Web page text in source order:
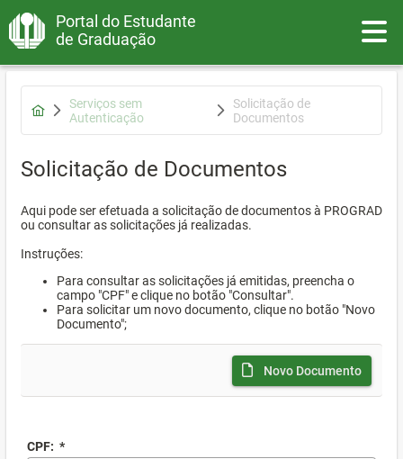
Portal do Estudante
de Graduação
Serviços sem
Autenticação
Solicitação de
Documentos
Solicitação de Documentos
Aqui pode ser efetuada a solicitação de documentos à PROGRAD
ou consultar as solicitações já realizadas.
Instruções:
Para consultar as solicitações já emitidas, preencha o
campo "CPF" e clique no botão "Consultar".
Para solicitar um novo documento, clique no botão "Novo
Documento";
Novo Documento
CPF: *